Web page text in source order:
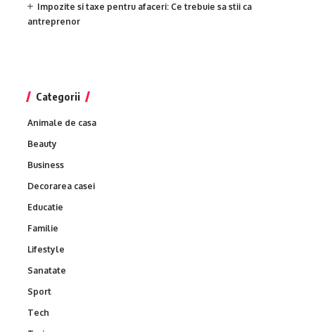
Impozite si taxe pentru afaceri: Ce trebuie sa stii ca
antreprenor
Categorii
Animale de casa
Beauty
Business
Decorarea casei
Educatie
Familie
Lifestyle
Sanatate
Sport
Tech